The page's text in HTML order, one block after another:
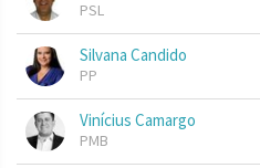
PSL
Silvana Candido
PP
Vinícius Camargo
PMB